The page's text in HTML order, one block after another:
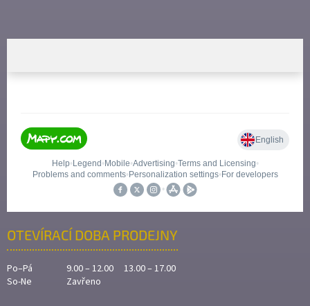
OTEVÍRACÍ DOBA PRODEJNY
Po–Pá
9.00 – 12.00 13.00 – 17.00
So-Ne
Zavřeno